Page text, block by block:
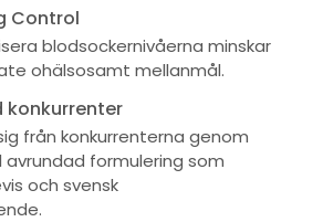
Control
blodsockernivåerna minskar
ohälsosamt mellanmål.
konkurrenter
från konkurrenterna genom
formulering som
och svensk